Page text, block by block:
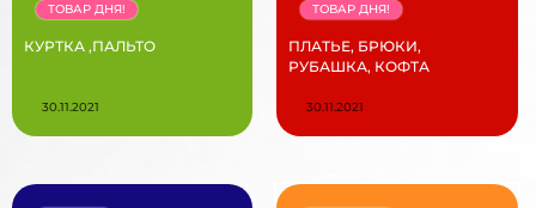
КУРТКА ,ПАЛЬТО
ТОВАР ДНЯ!
30.11.2021
ПЛАТЬЕ, БРЮКИ,
РУБАШКА, КОФТА
ТОВАР ДНЯ!
30.11.2021